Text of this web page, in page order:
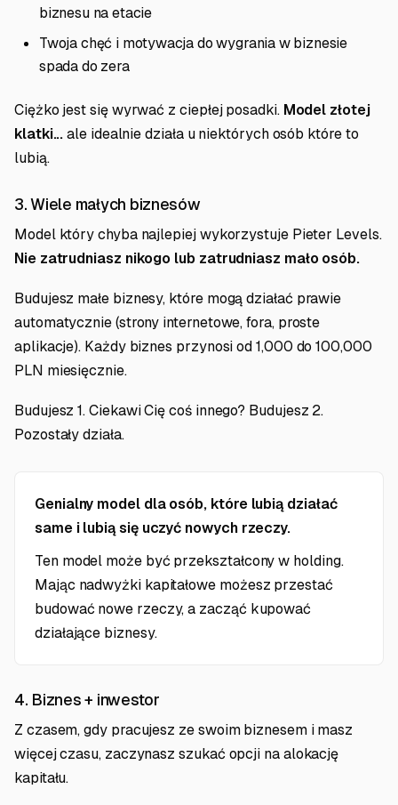
biznesu na etacie
Twoja chęć i motywacja do wygrania w biznesie
spada do zera
Ciężko jest się wyrwać z ciepłej posadki. Model złotej
klatki...ale idealnie działa u niektórych osób które to
lubią.
3. Wiele małych biznesów
Model który chyba najlepiej wykorzystuje Pieter Levels.
Nie zatrudniasz nikogo lub zatrudniasz mało osób.
Budujesz małe biznesy, które mogą działać prawie
automatycznie (strony internetowe, fora, proste
aplikacje). Każdy biznes przynosi od 1,000 do 100,000
PLN miesięcznie.
Budujesz 1. Ciekawi Cię coś innego? Budujesz 2.
Pozostały działa.
Genialny model dla osób, które lubią działać
same i lubią się uczyć nowych rzeczy.
Ten model może być przekształcony w holding.
Mając nadwyżki kapitałowe możesz przestać
budować nowe rzeczy, a zacząć kupować
działające biznesy.
4. Biznes + inwestor
Z czasem, gdy pracujesz ze swoim biznesem i masz
więcej czasu, zaczynasz szukać opcji na alokację
kapitału.